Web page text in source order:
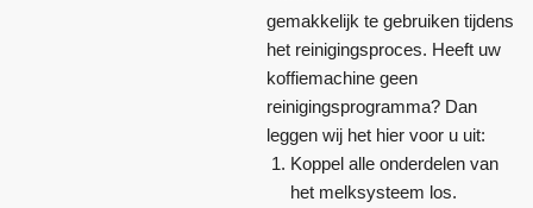
gemakkelijk te gebruiken tijdens
het reinigingsproces. Heeft uw
koffiemachine geen
reinigingsprogramma? Dan
leggen wij het hier voor u uit:
Koppel alle onderdelen van
het melksysteem los.